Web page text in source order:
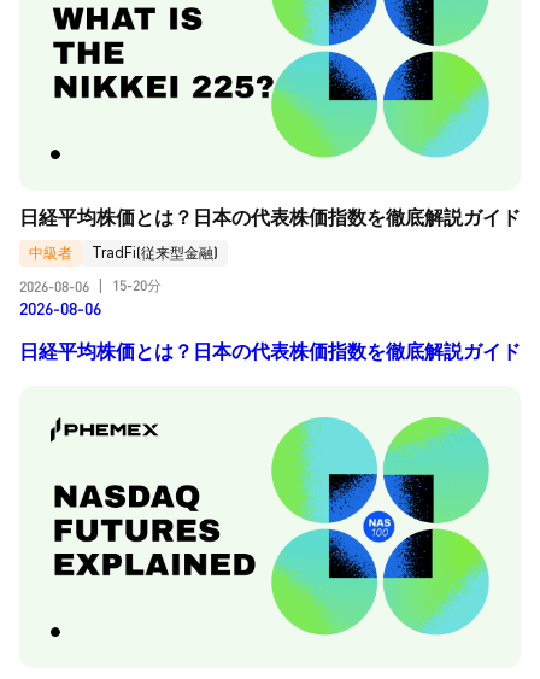
日経平均株価とは？日本の代表株価指数を徹底解説ガイド
中級者
TradFi(従来型金融)
2026-08-06
15-20分
2026-08-06
日経平均株価とは？日本の代表株価指数を徹底解説ガイド